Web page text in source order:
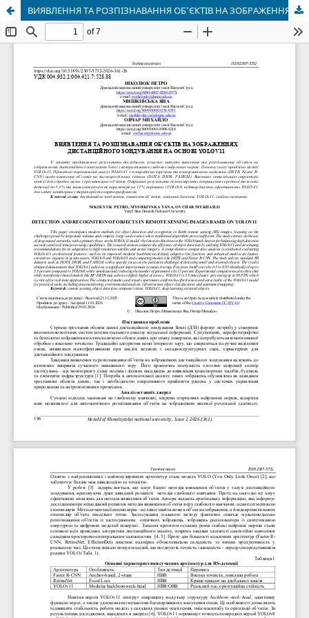
ВИЯВЛЕННЯ ТА РОЗПІЗНАВАННЯ ОБ’ЄКТІВ НА ЗОБРАЖЕННЯХ ДИСТАНЦІЙНОГО ЗОНДУВАННЯ НА ОСНОВІ YOLOV11